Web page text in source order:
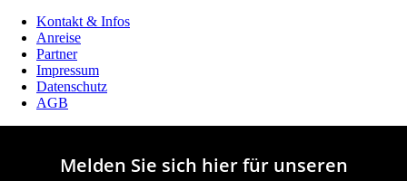
Kontakt & Infos
Anreise
Partner
Impressum
Datenschutz
AGB